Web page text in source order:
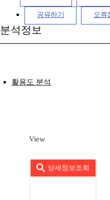
공유하기 오류
분석정보
활용도 분석
View
상세정보조회